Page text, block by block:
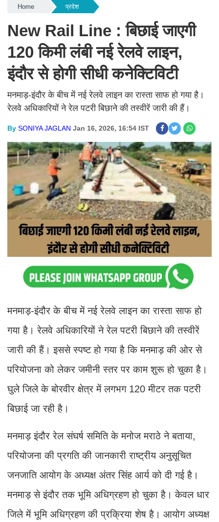
Home प्रदेश
New Rail Line : बिछाई जाएगी
120 किमी लंबी नई रेलवे लाइन,
इंदौर से होगी सीधी कनेक्टिविटी
मनमाड़-इंदौर के बीच में नई रेलवे लाइन का रास्ता साफ हो गया है।
रेलवे अधिकारियों ने रेल पटरी बिछाने की तस्वीरें जारी की हैं।
By SONIYA JAGLAN Jan 16, 2026, 16:54 IST
मनमाड़-इंदौर के बीच में नई रेलवे लाइन का रास्ता साफ हो
गया है। रेलवे अधिकारियों ने रेल पटरी बिछाने की तस्वीरें
जारी की हैं। इससे स्पष्ट हो गया है कि मनमाड़ की ओर से
परियोजना को लेकर जमीनी स्तर पर काम शुरू हो चुका है।
घुले जिले के बोरवीर क्षेत्र में लगभग 120 मीटर तक पटरी
बिछाई जा रही है।
मनमाड़ इंदौर रेल संघर्ष समिति के मनोज मराठे ने बताया,
परियोजना की प्रगति की जानकारी राष्ट्रीय अनुसूचित
जनजाति आयोग के अध्यक्ष अंतर सिंह आर्य को दी गई है।
मनमाड़ से इंदौर तक भूमि अधिग्रहण हो चुका है। केवल धार
जिले में भूमि अधिग्रहण की प्रक्रिया शेष है। आयोग अध्यक्ष